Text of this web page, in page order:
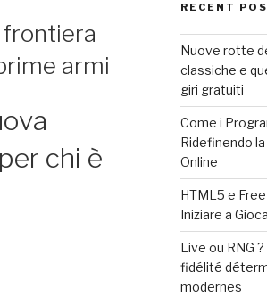
frontiera
armi
chi è
RECENT
Nuove rotte
classiche e
giri gratuiti
Come i
Ridefinendo
Online
HTML5 e
Iniziare a
Live ou RNG
fidélité
modernes